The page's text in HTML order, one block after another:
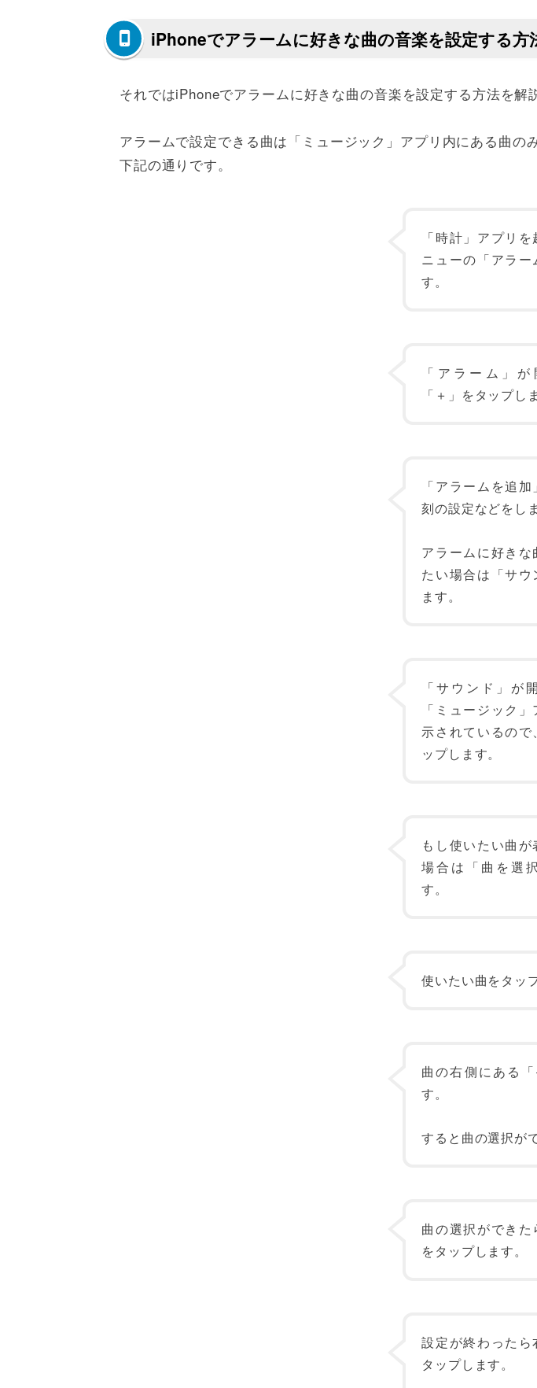
iPhoneでアラームに好きな曲の音楽を設定する方
それではiPhoneでアラームに好きな曲の音楽を設定する方法を解
アラームで設定できる曲は「ミュージック」アプリ内にある曲の
下記の通りです。
「時計」アプリ
ニューの「アラー
す。
「アラーム」
「＋」をタップし
「アラームを追
刻の設定などをしま
アラームに好き
たい場合は「サ
ます。
「サウンド」が
「ミュージック
示されているので
ップします。
もし使いたい曲
場合は「曲を選
す。
使いたい曲をタッ
曲の右側にある
す。
すると曲の選択が
曲の選択ができた
をタップします。
設定が終わった
タップします。